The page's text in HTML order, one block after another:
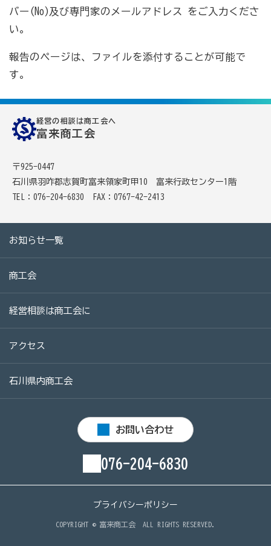
バー(No)及び専門家のメールアドレス をご入力くださ
い。
報告のページは、ファイルを添付することが可能で
す。
経営の相談は商工会へ
富来商工会
〒925-0447
石川県羽咋郡志賀町富来領家町甲10 富来行政センター1階
TEL：076-204-6830
FAX：0767-42-2413
お知らせ一覧
商工会
経営相談は商工会に
アクセス
石川県内商工会
お問い合わせ
076-204-6830
プライバシーポリシー
COPYRIGHT © 富来商工会 ALL RIGHTS RESERVED.